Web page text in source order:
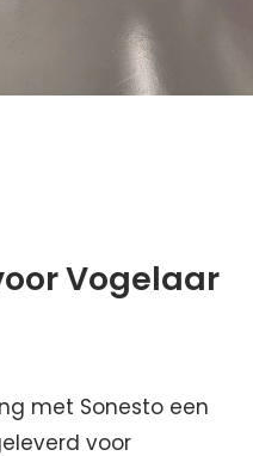
Vogelaar
met Sonesto een
voor